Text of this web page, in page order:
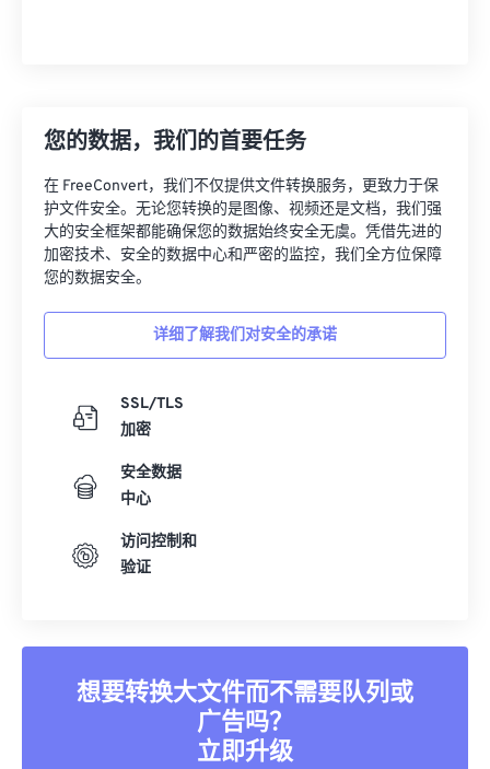
您的数据，我们的首要任务
在 FreeConvert，我们不仅提供文件转换服务，更致力于保
护文件安全。无论您转换的是图像、视频还是文档，我们强
大的安全框架都能确保您的数据始终安全无虞。凭借先进的
加密技术、安全的数据中心和严密的监控，我们全方位保障
您的数据安全。
详细了解我们对安全的承诺
SSL/TLS
加密
安全数据
中心
访问控制和
验证
想要转换大文件而不需要队列或
广告吗？
立即升级